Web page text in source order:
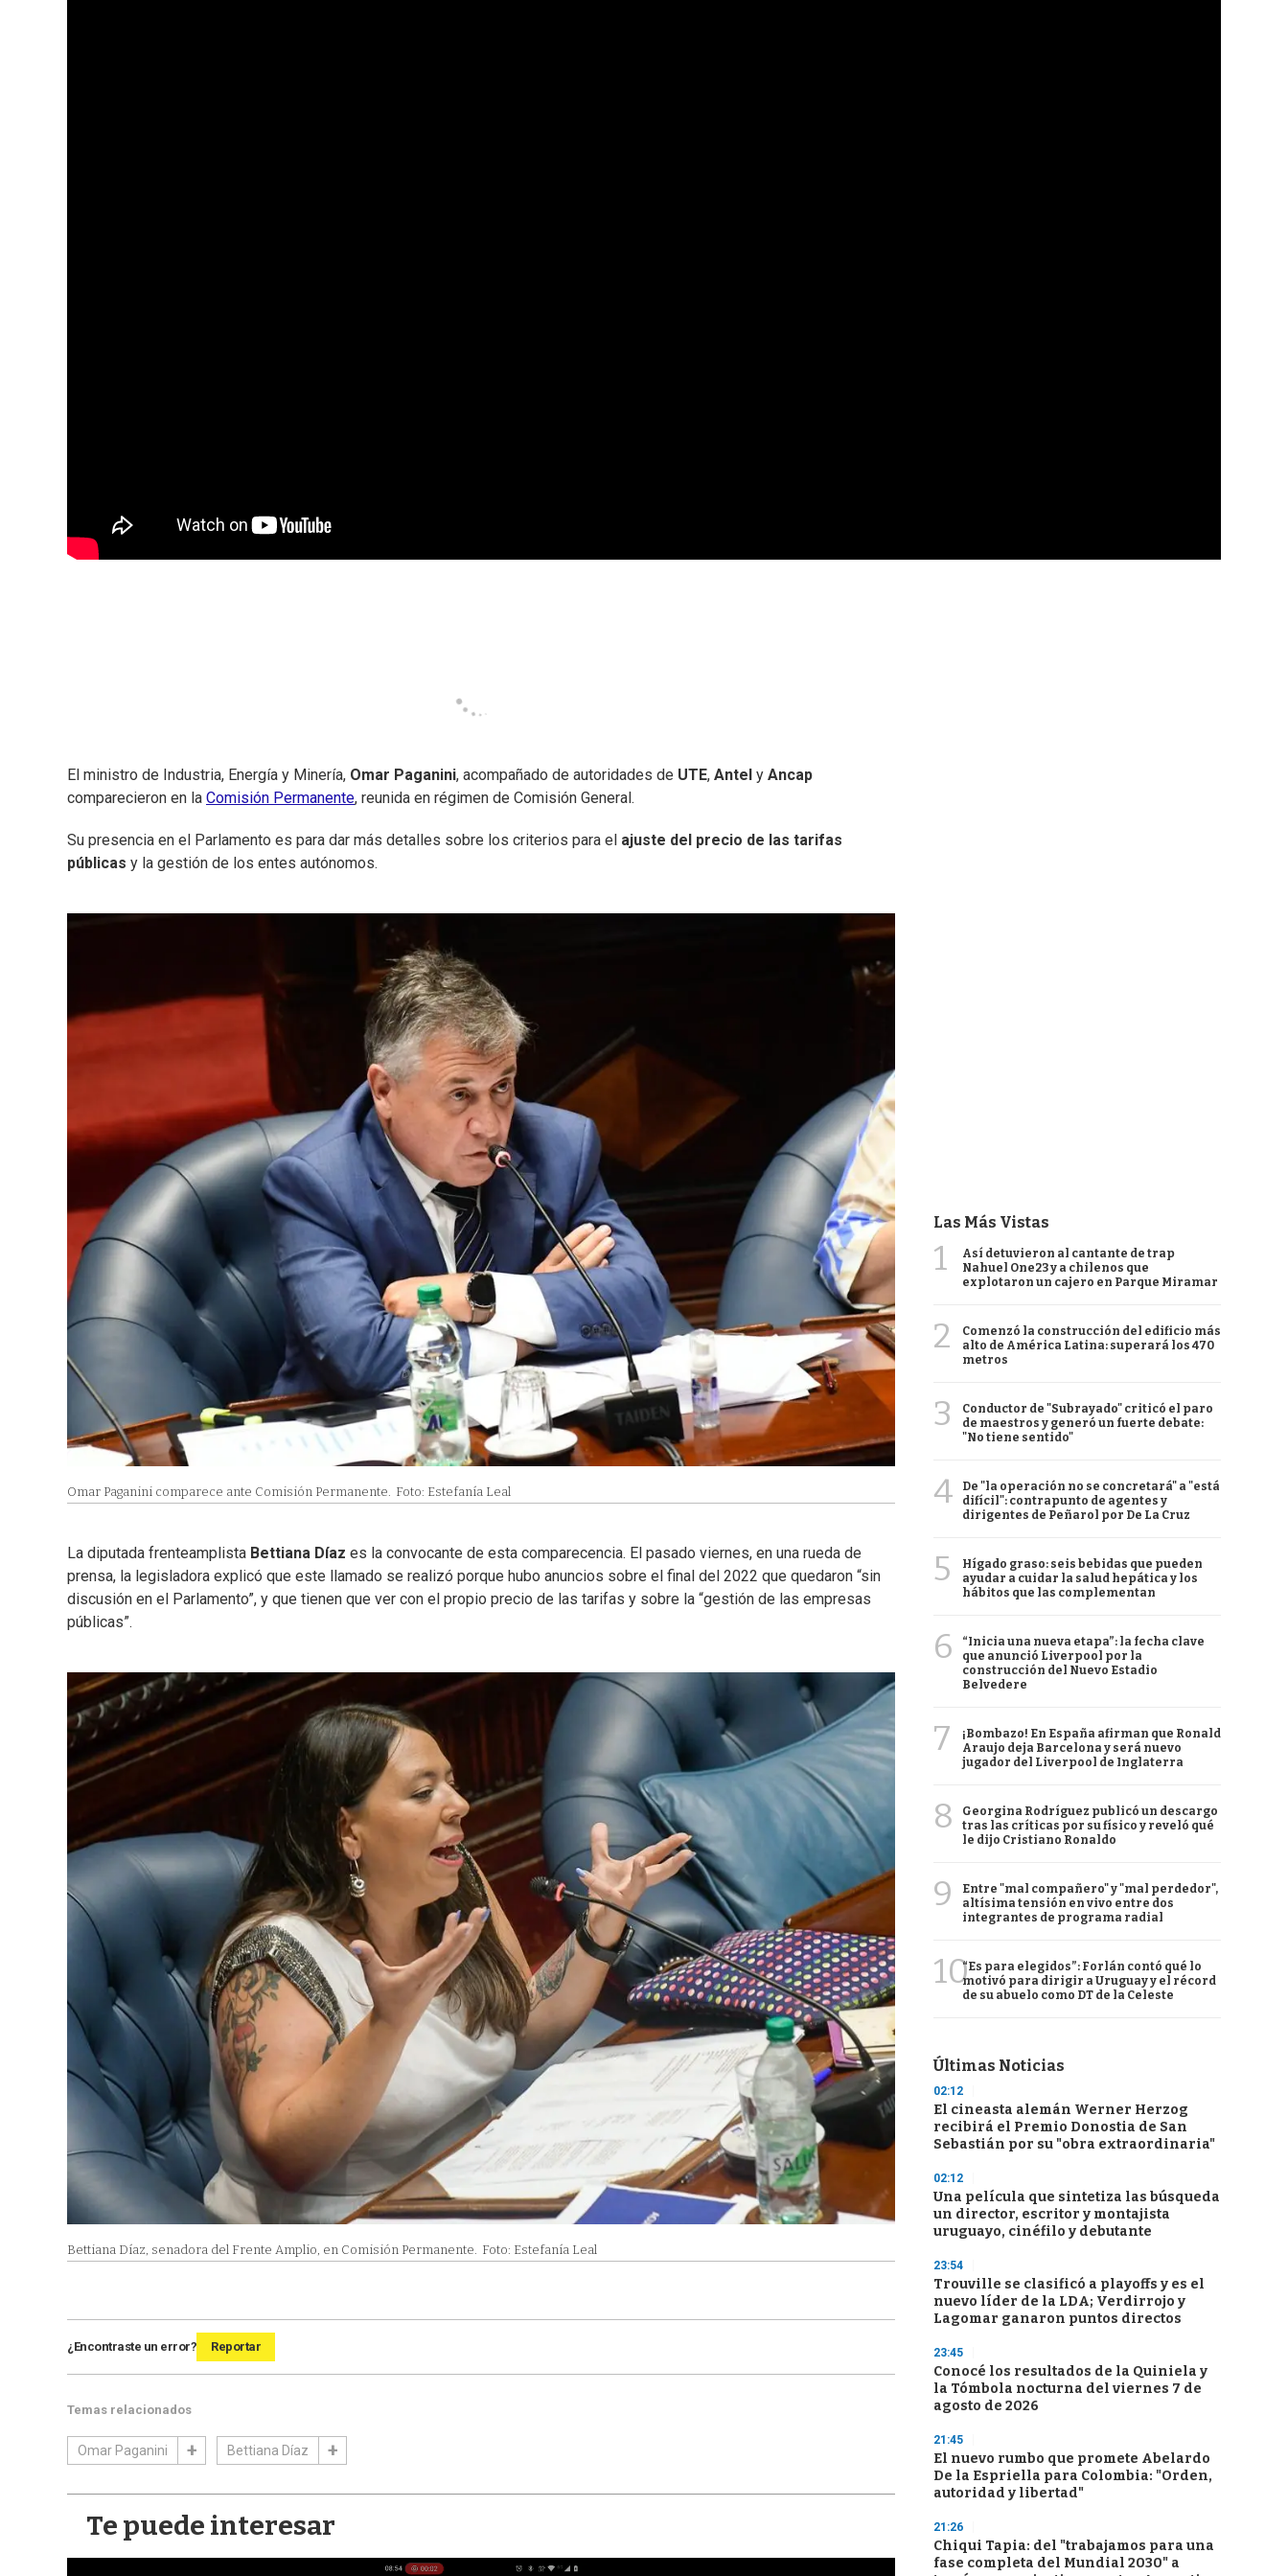
El ministro de Industria, Energía y Minería, Omar Paganini, acompañado de autoridades de UTE, Antel y Ancap
comparecieron en la Comisión Permanente, reunida en régimen de Comisión General.
Su presencia en el Parlamento es para dar más detalles sobre los criterios para el ajuste del precio de las tarifas
públicas y la gestión de los entes autónomos.
Omar Paganini comparece ante Comisión Permanente. Foto: Estefanía Leal
La diputada frenteamplista Bettiana Díaz es la convocante de esta comparecencia. El pasado viernes, en una rueda de
prensa, la legisladora explicó que este llamado se realizó porque hubo anuncios sobre el final del 2022 que quedaron “sin
discusión en el Parlamento”, y que tienen que ver con el propio precio de las tarifas y sobre la “gestión de las empresas
públicas”.
Bettiana Díaz, senadora del Frente Amplio, en Comisión Permanente. Foto: Estefanía Leal
¿Encontraste un error? Reportar
Temas relacionados
Omar Paganini Bettiana Díaz
Te puede interesar
Las Más Vistas
1
Así detuvieron al cantante de trap
Nahuel One23 y a chilenos que
explotaron un cajero en Parque Miramar
2
Comenzó la construcción del edificio más
alto de América Latina: superará los 470
metros
3
Conductor de "Subrayado" criticó el paro
de maestros y generó un fuerte debate:
"No tiene sentido"
4
De "la operación no se concretará" a "está
difícil": contrapunto de agentes y
dirigentes de Peñarol por De La Cruz
5
Hígado graso: seis bebidas que pueden
ayudar a cuidar la salud hepática y los
hábitos que las complementan
6
“Inicia una nueva etapa”: la fecha clave
que anunció Liverpool por la
construcción del Nuevo Estadio
Belvedere
7
¡Bombazo! En España afirman que Ronald
Araujo deja Barcelona y será nuevo
jugador del Liverpool de Inglaterra
8
Georgina Rodríguez publicó un descargo
tras las críticas por su físico y reveló qué
le dijo Cristiano Ronaldo
9
Entre "mal compañero" y "mal perdedor",
altísima tensión en vivo entre dos
integrantes de programa radial
10“Es para elegidos”: Forlán contó qué lo
motivó para dirigir a Uruguay y el récord
de su abuelo como DT de la Celeste
Últimas Noticias
02:12
El cineasta alemán Werner Herzog
recibirá el Premio Donostia de San
Sebastián por su "obra extraordinaria"
02:12
Una película que sintetiza las búsqueda
un director, escritor y montajista
uruguayo, cinéfilo y debutante
23:54
Trouville se clasificó a playoffs y es el
nuevo líder de la LDA; Verdirrojo y
Lagomar ganaron puntos directos
23:45
Conocé los resultados de la Quiniela y
la Tómbola nocturna del viernes 7 de
agosto de 2026
21:45
El nuevo rumbo que promete Abelardo
De la Espriella para Colombia: "Orden,
autoridad y libertad"
21:26
Chiqui Tapia: del "trabajamos para una
fase completa del Mundial 2030" a